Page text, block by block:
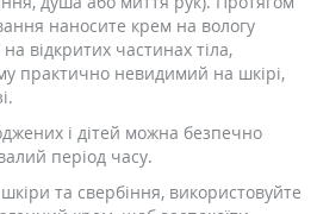
наносите крем на вологу
відкритих частинах тіла,
практично невидимий на шкірі,
і дітей можна безпечно
період часу.
та свербіння, використовуйте